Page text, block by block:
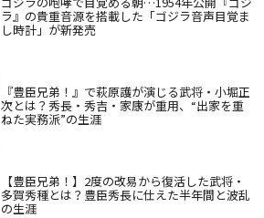
ラ』の貴重音源を搭載した「ゴジラ音声目覚ま
し時計」が新発売
『豊臣兄弟！』で萩原護が演じる武将・小堀正
次とは？秀長・秀吉・家康が重用、“出家を重
ねた実務派”の生涯
【豊臣兄弟！】2度の改易から復活した武将・
多賀秀種とは？豊臣秀長に仕えた半年間と波乱
の生涯